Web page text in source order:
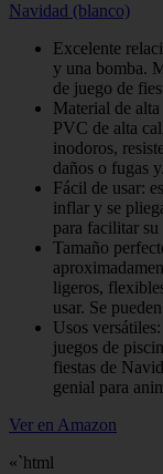
Navidad (blanco)
Excelente
y una bomba.
de juego de
Material de alta
PVC de alta
inodoros,
daños o fugas
Fácil de usar:
inflar y se
para facilitar
Tamaño
ligeros,
usar. Se
Usos
juegos de
fiestas de
genial para
Ver en Amazon
«`html